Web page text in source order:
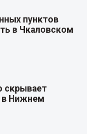
пунктов
в Чкаловском
скрывает
в Нижнем